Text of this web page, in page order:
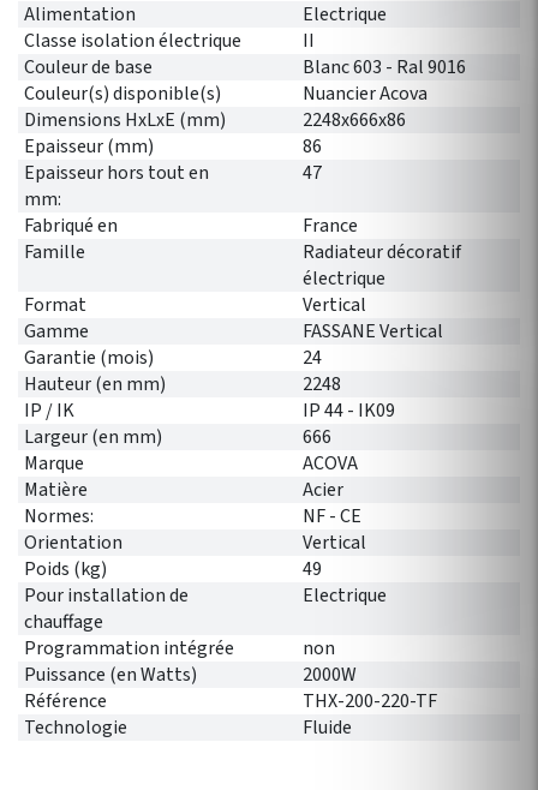
Alimentation
Electrique
Classe isolation électrique
II
Couleur de base
Blanc 603 - Ral 9016
Couleur(s) disponible(s)
Nuancier Acova
Dimensions HxLxE (mm)
2248x666x86
Epaisseur (mm)
86
Epaisseur hors tout en
mm:
47
Fabriqué en
France
Famille
Radiateur décoratif
électrique
Format
Vertical
Gamme
FASSANE Vertical
Garantie (mois)
24
Hauteur (en mm)
2248
IP / IK
IP 44 - IK09
Largeur (en mm)
666
Marque
ACOVA
Matière
Acier
Normes:
NF - CE
Orientation
Vertical
Poids (kg)
49
Pour installation de
chauffage
Electrique
Programmation intégrée
non
Puissance (en Watts)
2000W
Référence
THX-200-220-TF
Technologie
Fluide